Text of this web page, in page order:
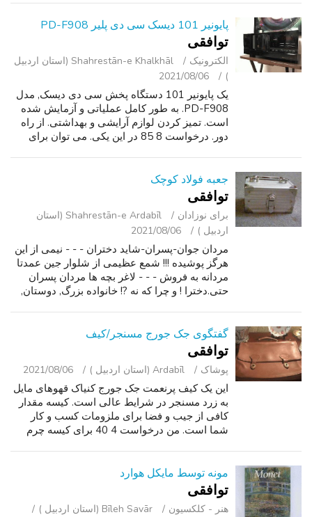
پایونیر 101 دیسک سی دی پلیر PD-F908
توافقی
الکترونیک
Shahrestān-e Khalkhāl (استان اردبیل
)
2021/08/06
یک پایونیر 101 دستگاه پخش سی دی دیسک, مدل
PD-F908. به طور کامل عملیاتی و آزمایش شده
است. تمیز کردن لوازم آرایشی و بهداشتی. از راه
دور. درخواست 8 85 در این یکی. می توان برای
جعبه فولاد کوچک
توافقی
برای نوزادان
Shahrestān-e Ardabīl (استان
اردبیل )
2021/08/06
مردان جوان-پسران-شاید دختران - - - نیمی از این
هرگز پوشیده !!! شمع عظیمی از شلوار جین عمدتا
مردانه به فروش - - - لاغر بچه ها مردان پسران
حتی.دخترا ! و چرا که نه ?! خانواده بزرگ, دوستان,
گفتگوی جک جورج مسنجر/کیف
توافقی
پوشاک Ardabīl (استان اردبیل ) 2021/08/06
این یک کیف پرنعمت جک جورج کنیاک قهوهای مایل
به زرد مسنجر در شرایط عالی است. کیسه مقدار
کافی از جیب و فضا برای ملزومات کسب و کار
شما است. من درخواست 4 40 برای کیسه چرم
مونه توسط مایکل هوارد
توافقی
هنر - کلکسیون
Bīleh Savār (استان اردبیل )